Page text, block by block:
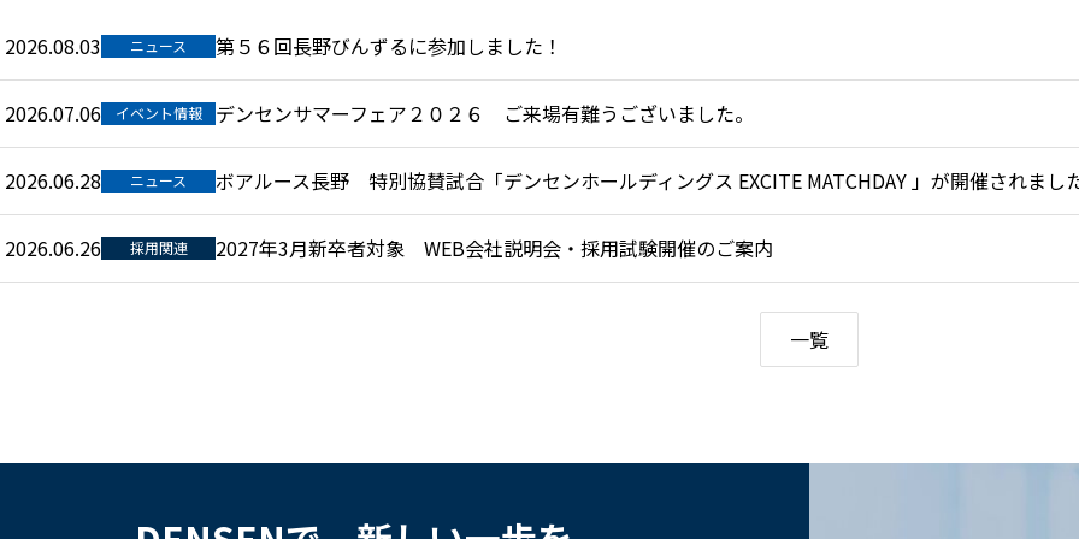
2026.08.03 ニュース 第５６回長野びんずるに参加しました！
2026.07.06 イベント情報 デンセンサマーフェア２０２６ ご来場有難うございました。
2026.06.28 ニュース ボアルース長野 特別協賛試合「デンセンホールディングス EXCITE MATCHDAY 」が開催されまし
2026.06.26 採用関連 2027年3月新卒者対象 WEB会社説明会・採用試験開催のご案内
一覧